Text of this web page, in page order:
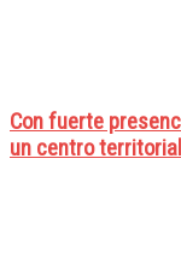
Con fuerte
un centro